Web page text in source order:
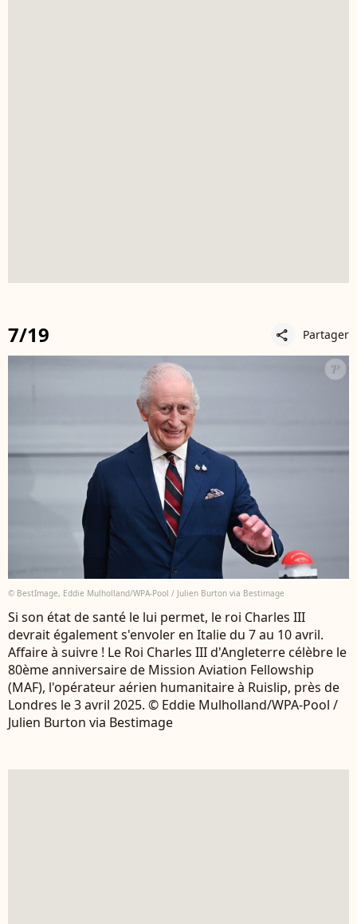
7/19 share Partager
© BestImage, Eddie Mulholland/WPA-Pool / Julien Burton via Bestimage
Si son état de santé le lui permet, le roi Charles III
devrait également s'envoler en Italie du 7 au 10 avril.
Affaire à suivre ! Le Roi Charles III d'Angleterre célèbre le
80ème anniversaire de Mission Aviation Fellowship
(MAF), l'opérateur aérien humanitaire à Ruislip, près de
Londres le 3 avril 2025. © Eddie Mulholland/WPA-Pool /
Julien Burton via Bestimage